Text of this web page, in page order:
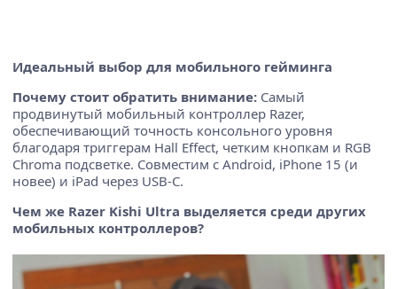
Идеальный выбор для мобильного гейминга
Почему стоит обратить внимание: Самый
продвинутый мобильный контроллер Razer,
обеспечивающий точность консольного уровня
благодаря триггерам Hall Effect, четким кнопкам и RGB
Chroma подсветке. Совместим с Android, iPhone 15 (и
новее) и iPad через USB-C.
Чем же Razer Kishi Ultra выделяется среди других
мобильных контроллеров?